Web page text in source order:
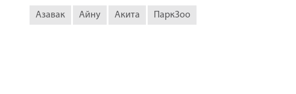
Азавак Айну Акита ПаркЗоо